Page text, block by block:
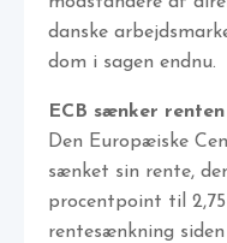
danske
dom i sagen endnu.
ECB sænker
Den Europæiske
sænket sin rente,
procentpoint til
rentesænkning